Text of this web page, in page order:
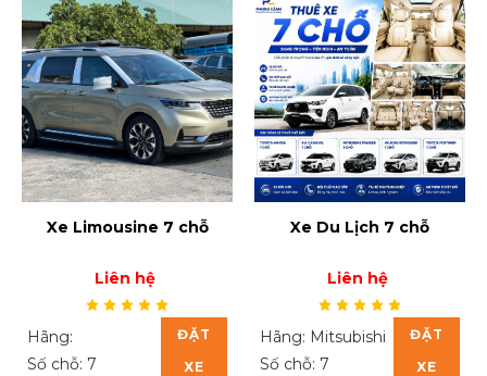
Xe Limousine 7 chỗ
Liên hệ
Hãng:
Số chỗ: 7
ĐẶT
XE
Xe Du Lịch 7 chỗ
Liên hệ
Hãng: Mitsubishi
Số chỗ: 7
ĐẶT
XE